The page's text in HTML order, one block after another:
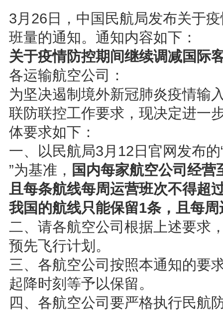
3月26日，中国民航局发布关于
班量的通知。通知内容如下：
关于疫情防控期间继续调减国际
各运输航空公司：
为坚决遏制境外新冠肺炎疫情输
联防联控工作要求，现决定进一
体要求如下：
一、以民航局3月12日官网发布
”为基准， 国内每家航空公司经
且每条航线每周运营班次不得超
我国的航线只能保留1条，且每
二、请各航空公司根据上述要求
预先飞行计划。
三、各航空公司按照本通知的要
起降时刻等予以保留。
四、各航空公司要严格执行民航